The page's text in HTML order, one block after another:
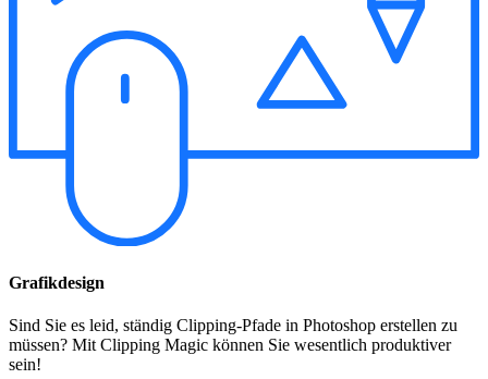
Grafikdesign
Sind Sie es leid, ständig Clipping-Pfade in Photoshop erstellen zu
müssen? Mit Clipping Magic können Sie wesentlich produktiver
sein!